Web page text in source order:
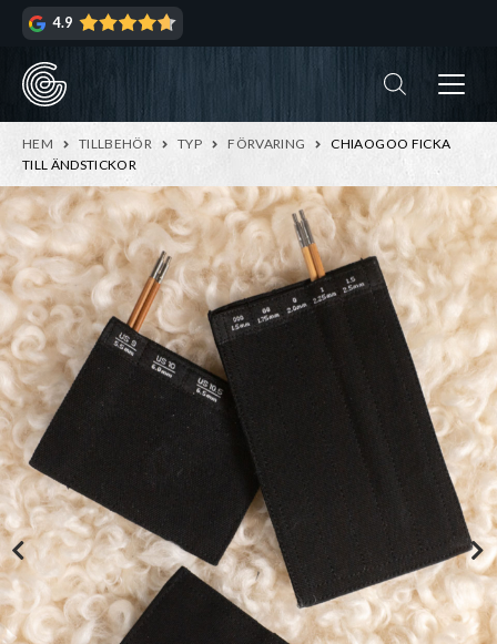
Hoppa
navigering
Hoppa
innehåll
4.9
HEM TILLBEHÖR TYP FÖRVARING
CHIAOGOO FICKA
TILL ÄNDSTICKOR